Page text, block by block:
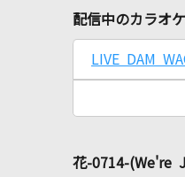
配信中のカラオ
LIVE DAM
花-0714-(We're